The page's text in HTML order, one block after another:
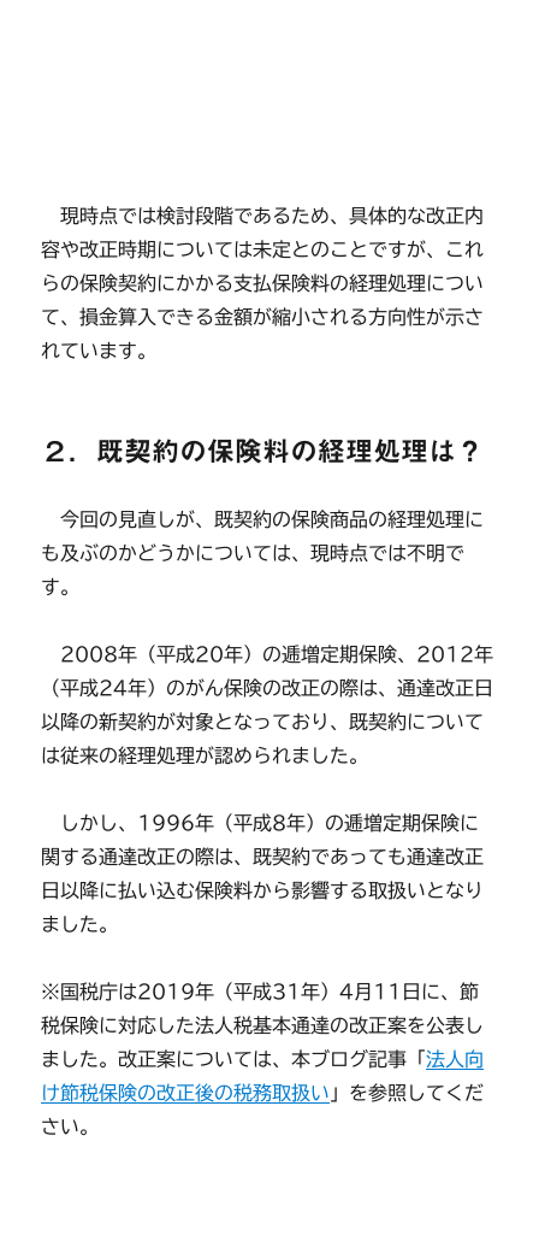
現時点では検討段階であるため、具体的な改正内
容や改正時期については未定とのことですが、これ
らの保険契約にかかる支払保険料の経理処理につい
て、損金算入できる金額が縮小される方向性が示さ
れています。
２．既契約の保険料の経理処理は？
今回の見直しが、既契約の保険商品の経理処理に
も及ぶのかどうかについては、現時点では不明で
す。
2008年（平成20年）の逓増定期保険、2012年
（平成24年）のがん保険の改正の際は、通達改正日
以降の新契約が対象となっており、既契約について
は従来の経理処理が認められました。
しかし、1996年（平成8年）の逓増定期保険に
関する通達改正の際は、既契約であっても通達改正
日以降に払い込む保険料から影響する取扱いとなり
ました。
※国税庁は2019年（平成31年）4月11日に、節
税保険に対応した法人税基本通達の改正案を公表し
ました。改正案については、本ブログ記事「法人向
け節税保険の改正後の税務取扱い 」を参照してくだ
さい。